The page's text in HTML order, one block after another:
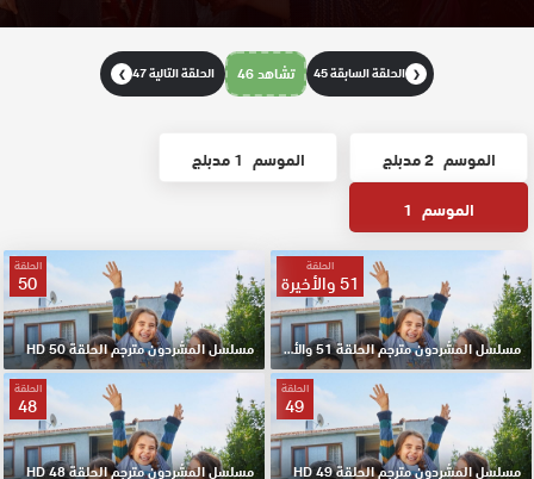
❮ الحلقة السابقة 45 تشاهد 46 الحلقة التالية 47 ❯
الموسم 2 مدبلج الموسم 1 مدبلج
الموسم 1
الحلقة
51 والأخيرة
مسلسل المشردون مترجم الحلقة 51 والأخيرة HD
الحلقة
50
مسلسل المشردون مترجم الحلقة 50 HD
الحلقة
49
مسلسل المشردون مترجم الحلقة 49 HD
الحلقة
48
مسلسل المشردون مترجم الحلقة 48 HD